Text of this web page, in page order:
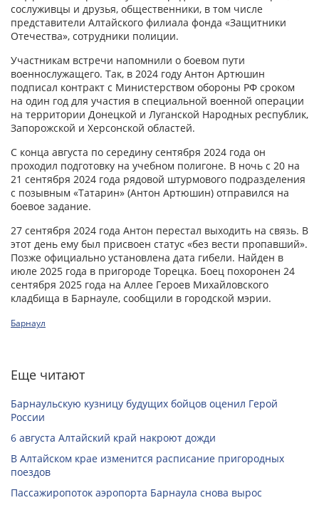
сослуживцы и друзья, общественники, в том числе
представители Алтайского филиала фонда «Защитники
Отечества», сотрудники полиции.
Участникам встречи напомнили о боевом пути
военнослужащего. Так, в 2024 году Антон Артюшин
подписал контракт с Министерством обороны РФ сроком
на один год для участия в специальной военной операции
на территории Донецкой и Луганской Народных республик,
Запорожской и Херсонской областей.
С конца августа по середину сентября 2024 года он
проходил подготовку на учебном полигоне. В ночь с 20 на
21 сентября 2024 года рядовой штурмового подразделения
с позывным «Татарин» (Антон Артюшин) отправился на
боевое задание.
27 сентября 2024 года Антон перестал выходить на связь. В
этот день ему был присвоен статус «без вести пропавший».
Позже официально установлена дата гибели. Найден в
июле 2025 года в пригороде Торецка. Боец похоронен 24
сентября 2025 года на Аллее Героев Михайловского
кладбища в Барнауле, сообщили в городской мэрии.
Барнаул
Еще читают
Барнаульскую кузницу будущих бойцов оценил Герой
России
6 августа Алтайский край накроют дожди
В Алтайском крае изменится расписание пригородных
поездов
Пассажиропоток аэропорта Барнаула снова вырос